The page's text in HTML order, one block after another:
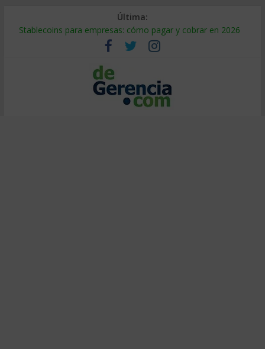
Última:
Stablecoins para empresas: cómo pagar y cobrar en 2026
Despido silencioso: qué es y por qué sale tan caro
IA en selección de personal: cómo auditarla a tiempo
Trabajo forzoso en la cadena de suministro: qué hacer
Mercado hispano de EE. UU.: cómo segmentarlo y venderle